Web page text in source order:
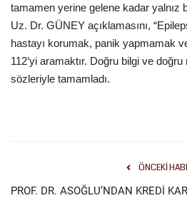
tamamen yerine gelene kadar yalnız
Uz. Dr. GÜNEY açıklamasını,
hastayı korumak, panik yapmamak
112’yi aramaktır. Doğru bilgi ve
sözleriyle tamamladı.
ÖNCEKI
PROF. DR. ASOĞLU’NDAN KREDİ